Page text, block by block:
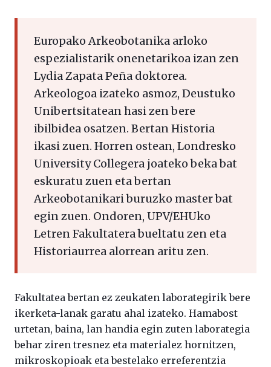
Europako Arkeobotanika arloko
espezialistarik onenetarikoa izan zen
Lydia Zapata Peña doktorea.
Arkeologoa izateko asmoz, Deustuko
Unibertsitatean hasi zen bere
ibilbidea osatzen. Bertan Historia
ikasi zuen. Horren ostean, Londresko
University Collegera joateko beka bat
eskuratu zuen eta bertan
Arkeobotanikari buruzko master bat
egin zuen. Ondoren, UPV/EHUko
Letren Fakultatera bueltatu zen eta
Historiaurrea alorrean aritu zen.
Fakultatea bertan ez zeukaten laborategirik bere
ikerketa-lanak garatu ahal izateko. Hamabost
urtetan, baina, lan handia egin zuten laborategia
behar ziren tresnez eta materialez hornitzen,
mikroskopioak eta bestelako erreferentzia